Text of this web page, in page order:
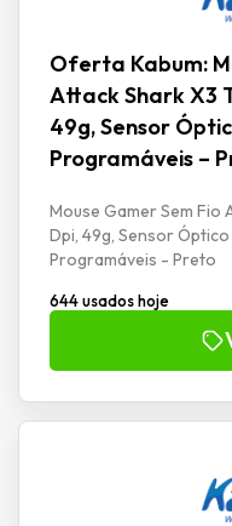
Oferta Kabum:
Attack Shark X3
49g, Sensor
Programáveis –
Mouse Gamer Sem
Dpi, 49g, Sensor
Programáveis - Preto
644 usados hoje